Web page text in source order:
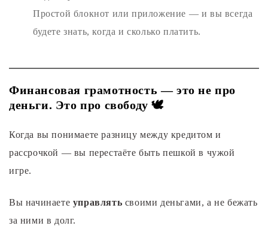
Простой блокнот или приложение — и вы всегда
будете знать, когда и сколько платить.
Финансовая грамотность — это не про
деньги. Это про свободу 🕊️
Когда вы понимаете разницу между кредитом и
рассрочкой — вы перестаёте быть пешкой в чужой
игре.
Вы начинаете управлять своими деньгами, а не бежать
за ними в долг.